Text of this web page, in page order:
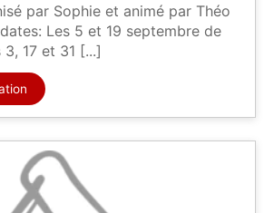
par Sophie et animé par Théo
Les 5 et 19 septembre de
3, 17 et 31 [...]